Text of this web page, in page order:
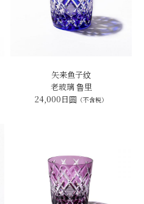
矢来鱼子纹
老玻璃 鲁里
24,000日圆 （不含税）